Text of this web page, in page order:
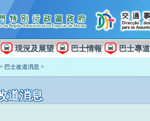
現況及展望 巴士情報 巴士專道
> 巴士改道消息 >
道消息